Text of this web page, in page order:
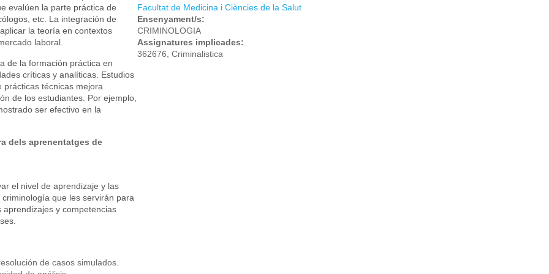
evalúen la parte práctica de
etc. La integración de
la teoría en contextos
laboral.
de la formación práctica en
críticas y analíticas. Estudios
técnicas mejora
de los estudiantes. Por ejemplo,
ser efectivo en la
dels aprenentatges de
el nivel de aprendizaje y las
que les servirán para
y competencias
de casos simulados.
Facultat de Medicina i Ciències de la Salut
Ensenyament/s:
CRIMINOLOGIA
Assignatures implicades:
362676, Criminalistica